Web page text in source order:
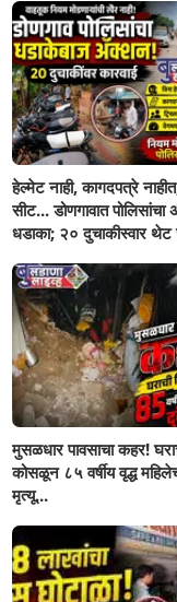
हेल्मेट नाही, कागदपत्रे
सीट... डोणगावात
धडाका; २० दुचाकीस्वार थेट
मुसळधार पावसाचा कहर!
कोसळून ८५ वर्षीय वृद्ध
मृत्यू...